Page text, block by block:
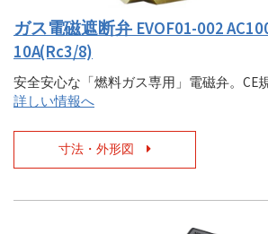
ガス電磁遮断弁 EVOF01-002
10A(Rc3/8)
安全安心な「燃料ガス専用」電磁弁。CE
詳しい情報へ
寸法・外形図